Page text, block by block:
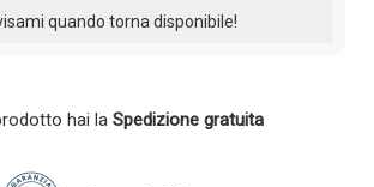
hai la Spedizione gratuita